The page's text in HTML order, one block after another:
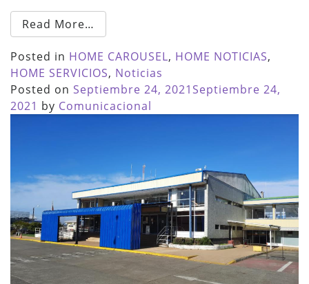
Read More…
Posted in HOME CAROUSEL, HOME NOTICIAS,
HOME SERVICIOS, Noticias
Posted on Septiembre 24, 2021 Septiembre 24,
2021 by Comunicacional